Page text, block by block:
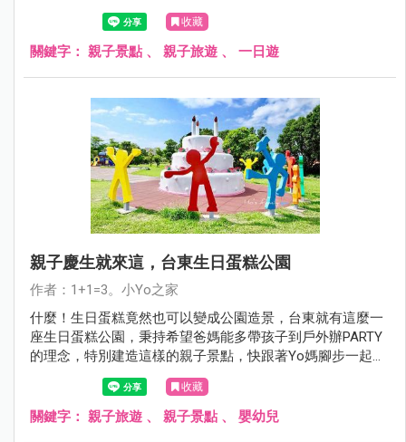
身區，非常好玩，相信孩子一定會玩到不想回家。
收藏
關鍵字： 親子景點 、 親子旅遊 、 一日遊
親子慶生就來這，台東生日蛋糕公園
作者：1+1=3。小Yo之家
什麼！生日蛋糕竟然也可以變成公園造景，台東就有這麼一
座生日蛋糕公園，秉持希望爸媽能多帶孩子到戶外辦PARTY
的理念，特別建造這樣的親子景點，快跟著Yo媽腳步一起來
收藏
關鍵字： 親子旅遊 、 親子景點 、 嬰幼兒